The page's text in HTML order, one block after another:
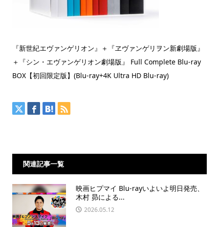
『新世紀エヴァンゲリオン』＋『ヱヴァンゲリヲン新劇場版』
＋『シン・エヴァンゲリオン劇場版』 Full Complete Blu-ray
BOX【初回限定版】(Blu-ray+4K Ultra HD Blu-ray)
関連記事一覧
映画ヒプマイ Blu-rayいよいよ明日発売、
木村 昴による...
2026.05.12